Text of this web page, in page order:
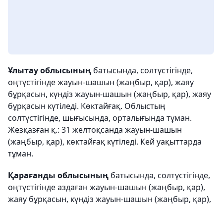
Ұлытау облысының батысында, солтүстігінде,
оңтүстігінде жауын-шашын (жаңбыр, қар), жаяу
бұрқасын, күндіз жауын-шашын (жаңбыр, қар), жаяу
бұрқасын күтіледі. Көктайғақ. Облыстың
солтүстігінде, шығысында, орталығында тұман.
Жезқазған қ.: 31 желтоқсанда жауын-шашын
(жаңбыр, қар), көктайғақ күтіледі. Кей уақыттарда
тұман.
Қарағанды облысының батысында, солтүстігінде,
оңтүстігінде аздаған жауын-шашын (жаңбыр, қар),
жаяу бұрқасын, күндіз жауын-шашын (жаңбыр, қар),